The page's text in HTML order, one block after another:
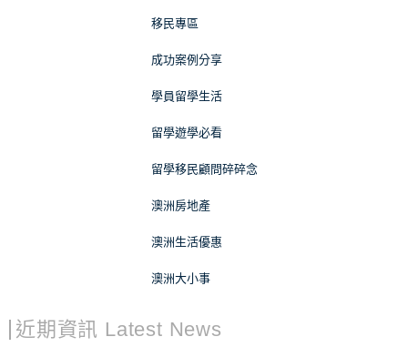
移民專區
成功案例分享
學員留學生活
留學遊學必看
留學移民顧問碎碎念
澳洲房地產
澳洲生活優惠
澳洲大小事
近期資訊 Latest News